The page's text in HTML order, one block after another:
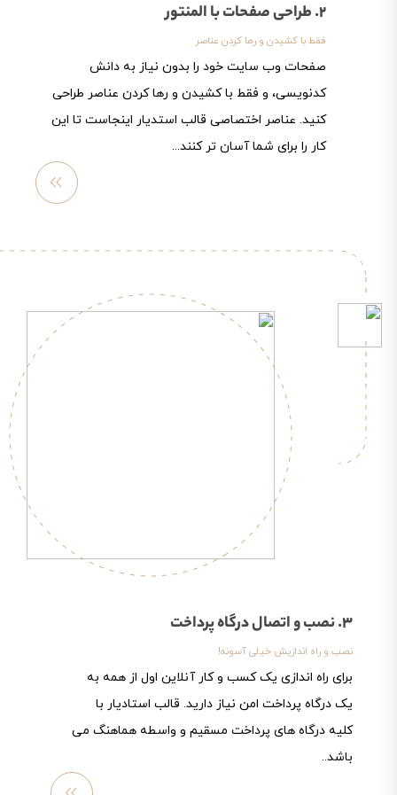
2. طراحی صفحات با المنتور
فقط با کشیدن و رها کردن عناصر
بیشتر
صفحات وب سایت خود را بدون نیاز به دانش
کدنویسی، و فقط با کشیدن و رها کردن عناصر طراحی
کنید. عناصر اختصاصی قالب استدیار اینجاست تا این
کار را برای شما آسان تر کنند...
3. نصب و اتصال درگاه پرداخت
نصب و راه اندازیش خیلی آسونه!
برای راه اندازی یک کسب و کار آنلاین اول از همه به
یک درگاه پرداخت امن نیاز دارید. قالب استادیار با
کلیه درگاه های پرداخت مسقیم و واسطه هماهنگ می
باشد..